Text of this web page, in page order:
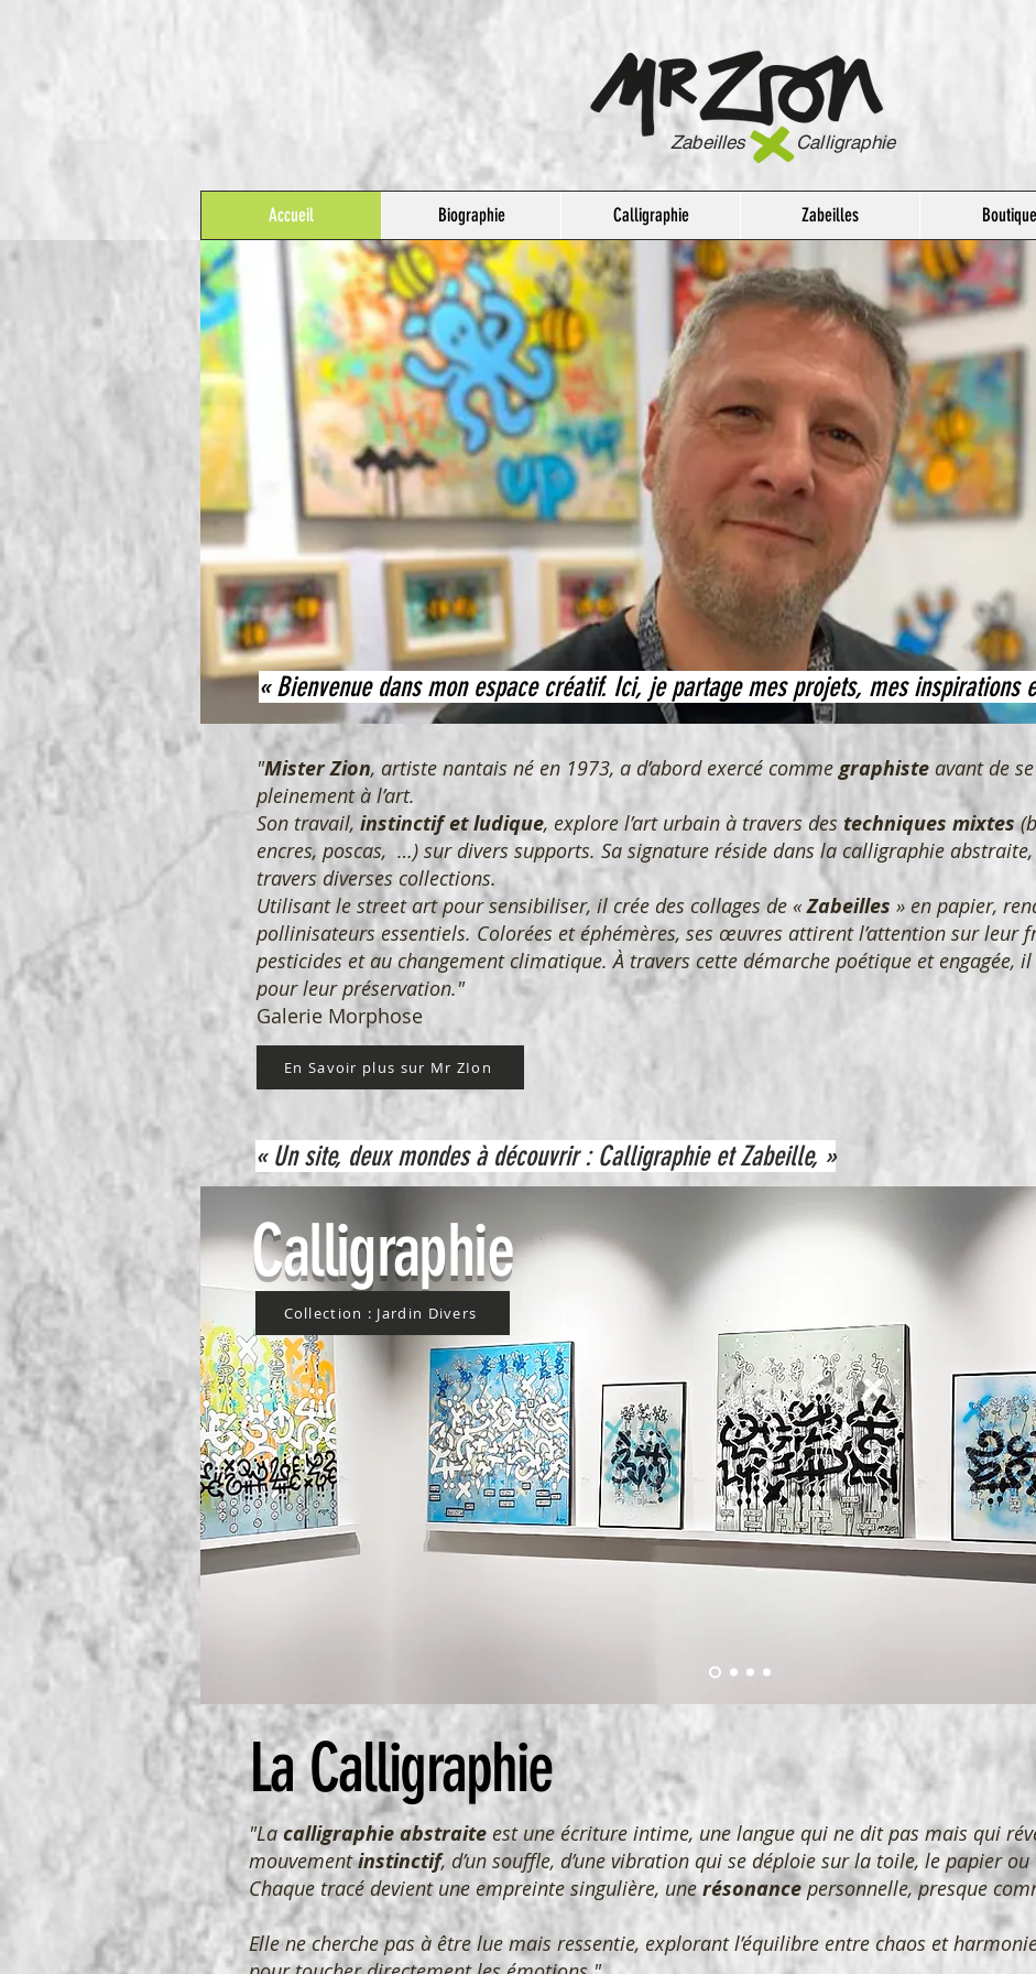
Zabeilles Calligraphie
Accueil Biographie Calligraphie Zabeilles Boutique
« Bienvenue dans mon espace créatif. Ici, je partage mes projets, mes inspirations
"Mister Zion, artiste nantais né en 1973, a d’abord exercé comme graphiste avant de
pleinement à l’art.
Son travail, instinctif et ludique, explore l’art urbain à travers des techniques mixtes
encres, poscas, …) sur divers supports. Sa signature réside dans la calligraphie abstraite,
travers diverses collections.
Utilisant le street art pour sensibiliser, il crée des collages de «Zabeilles » en papier,
pollinisateurs essentiels. Colorées et éphémères, ses œuvres attirent l’attention sur leur
pesticides et au changement climatique. À travers cette démarche poétique et engagée,
pour leur préservation."
Galerie Morphose
En Savoir plus sur Mr ZIon
« Un site, deux mondes à découvrir : Calligraphie et Zabeille, »
Calligraphie
Collection : Jardin Divers
"Lacalligraphie abstraite est une écriture intime, une langue qui ne dit pas mais qui
mouvementinstinctif, d’un souffle, d’une vibration qui se déploie sur la toile, le papier
Chaque tracé devient une empreinte singulière, unerésonancepersonnelle, presque
Elle ne cherche pas à être lue mais ressentie, explorant l’équilibre entre chaos et
La Calligraphie